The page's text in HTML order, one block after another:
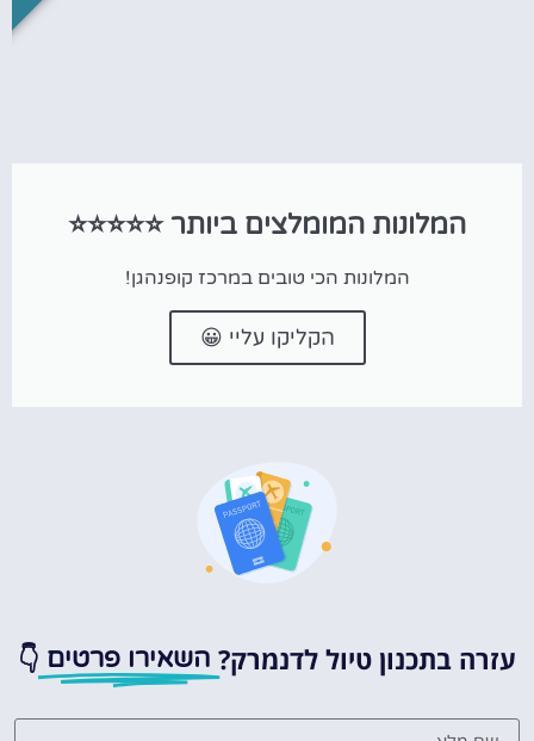
המלונות המומלצים ביותר ⭐⭐⭐⭐⭐
המלונות הכי טובים במרכז קופנהגן!
הקליקו עליי 😀
עזרה בתכנון טיול לדנמרק? השאירו פרטים 👇